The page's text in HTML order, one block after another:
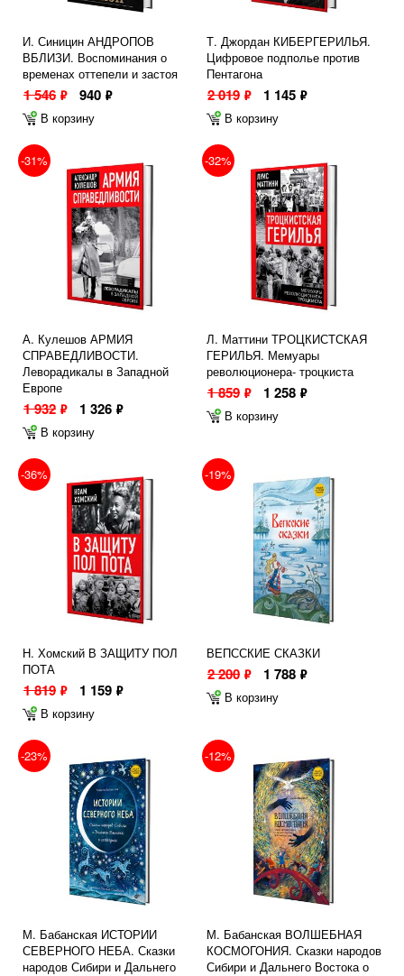
И. Синицин АНДРОПОВ
ВБЛИЗИ. Воспоминания о
временах оттепели и застоя
1 546 ф 940 ф
В корзину
Т. Джордан КИБЕРГЕРИЛЬЯ.
Цифровое подполье против
Пентагона
2 019 ф 1 145 ф
В корзину
-31%
А. Кулешов АРМИЯ
СПРАВЕДЛИВОСТИ.
Леворадикалы в Западной
Европе
1 932 ф 1 326 ф
В корзину
-32%
Л. Маттини ТРОЦКИСТСКАЯ
ГЕРИЛЬЯ. Мемуары
революционера- троцкиста
1 859 ф 1 258 ф
В корзину
-36%
Н. Хомский В ЗАЩИТУ ПОЛ
ПОТА
1 819 ф 1 159 ф
В корзину
-19%
ВЕПССКИЕ СКАЗКИ
2 200 ф 1 788 ф
В корзину
-23%
М. Бабанская ИСТОРИИ
СЕВЕРНОГО НЕБА. Сказки
народов Сибири и Дальнего
-12%
М. Бабанская ВОЛШЕБНАЯ
КОСМОГОНИЯ. Сказки народов
Сибири и Дальнего Востока о